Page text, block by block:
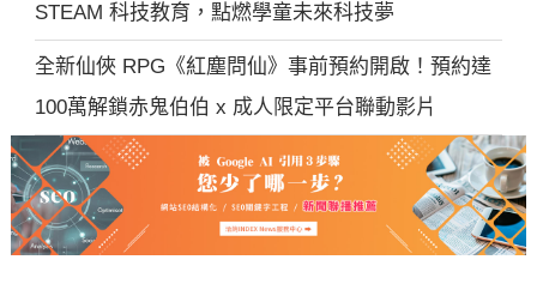
STEAM 科技教育，點燃學童未來科技夢
全新仙俠 RPG《紅塵問仙》事前預約開啟！預約達
100萬解鎖赤鬼伯伯 x 成人限定平台聯動影片